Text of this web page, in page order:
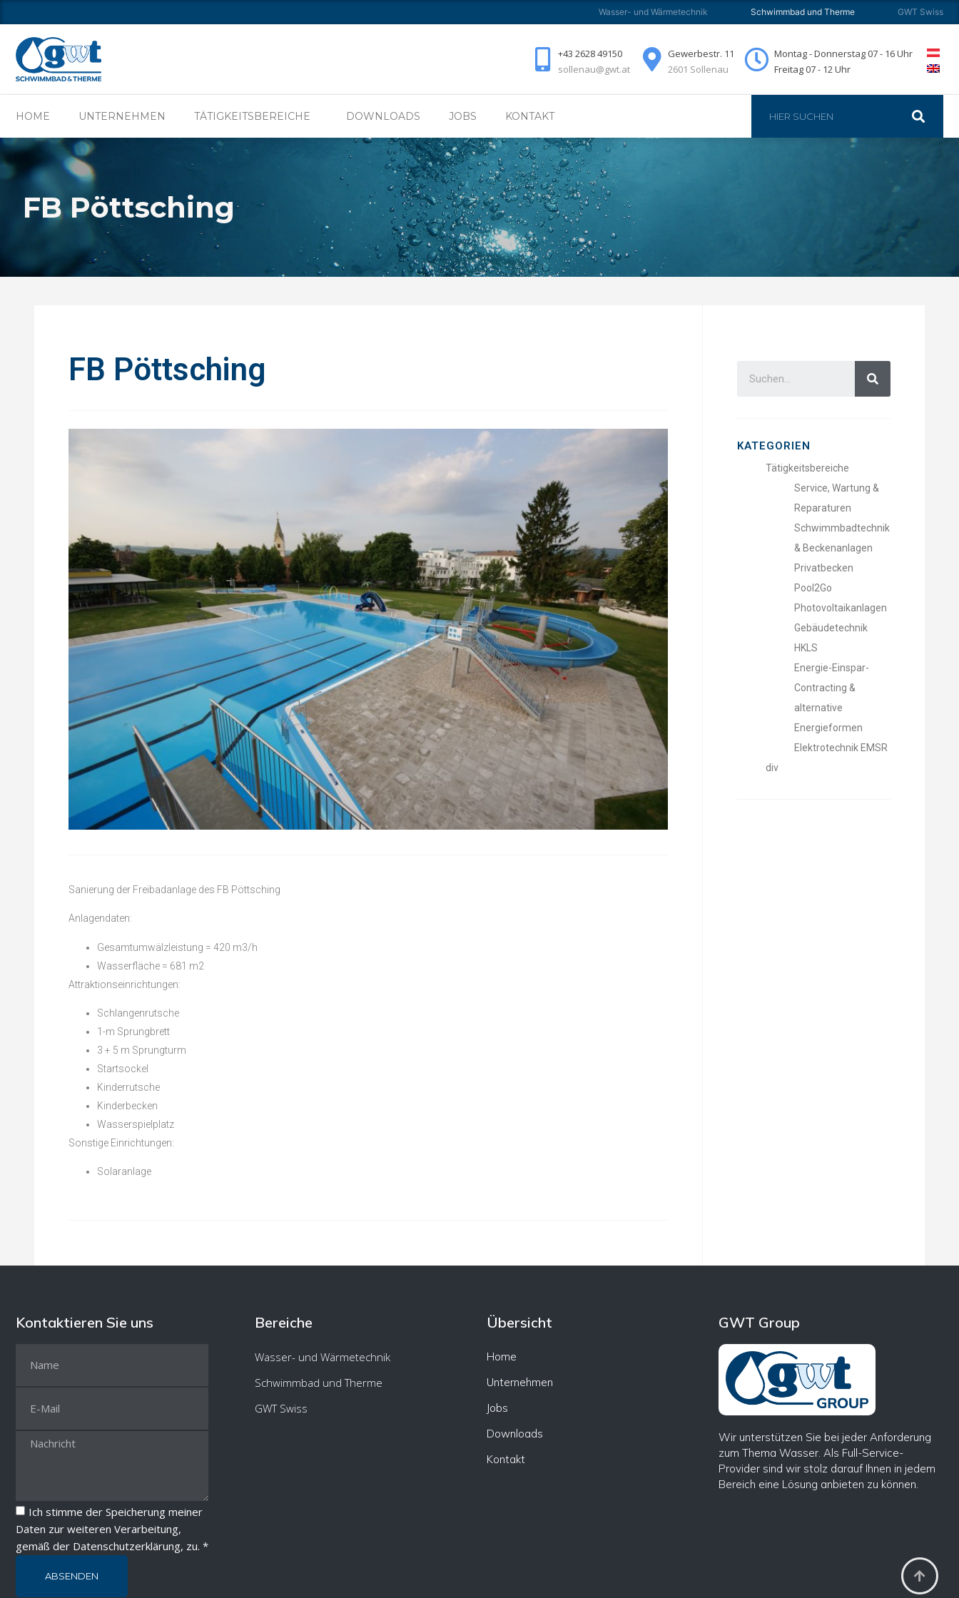
Wasser- und Wärmetechnik Schwimmbad und Therme GWT Swiss
+43 2628 49150
sollenau@gwt.at
Gewerbestr. 11
2601 Sollenau
Montag - Donnerstag 07 - 16 Uhr
Freitag 07 - 12 Uhr
HOME UNTERNEHMEN TÄTIGKEITSBEREICHE DOWNLOADS JOBS KONTAKT
FB Pöttsching
HOME UNTERNEHMEN TÄTIGKEITSBEREICHE DOWNLOADS JOBS KONTAKT
FB Pöttsching
Sanierung der Freibadanlage des FB Pöttsching
Anlagendaten:
Gesamtumwälzleistung = 420 m3/h
Wasserfläche = 681 m2
Attraktionseinrichtungen:
Schlangenrutsche
1-m Sprungbrett
3 + 5 m Sprungturm
Startsockel
Kinderrutsche
Kinderbecken
Wasserspielplatz
Sonstige Einrichtungen:
Solaranlage
KATEGORIEN
Tätigkeitsbereiche
Service, Wartung &
Reparaturen
Schwimmbadtechnik
& Beckenanlagen
Privatbecken
Pool2Go
Photovoltaikanlagen
Gebäudetechnik
HKLS
Energie-Einspar-
Contracting &
alternative
Energieformen
Elektrotechnik EMSR
div
Kontaktieren Sie uns
Ich stimme der Speicherung meiner
Daten zur weiteren Verarbeitung,
gemäß der Datenschutzerklärung, zu. *
ABSENDEN
Bereiche
Wasser- und Wärmetechnik
Schwimmbad und Therme
GWT Swiss
Übersicht
Home
Unternehmen
Jobs
Downloads
Kontakt
GWT Group
Wir unterstützen Sie bei jeder Anforderung
zum Thema Wasser. Als Full-Service-
Provider sind wir stolz darauf Ihnen in jedem
Bereich eine Lösung anbieten zu können.